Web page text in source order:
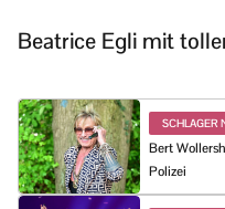
Beatrice Egli mit
SCHLAGER
Bert
Polizei